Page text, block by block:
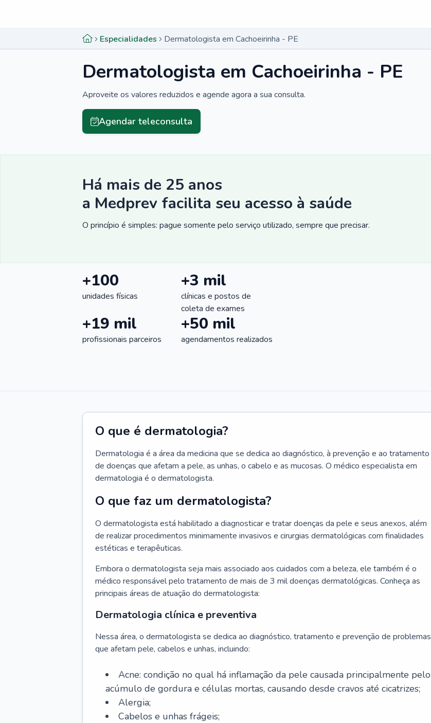
Especialidades Dermatologista em Cachoeirinha - PE
Dermatologista em Cachoeirinha - PE
Aproveite os valores reduzidos e agende agora a sua consulta.
Agendar teleconsulta
Há mais de 25 anos
a Medprev facilita seu acesso à saúde
O princípio é simples: pague somente pelo serviço utilizado, sempre que precisar.
+100
unidades físicas
+3 mil
clínicas e postos de
coleta de exames
+19 mil
profissionais parceiros
+50 mil
agendamentos realizados
O que é dermatologia?
Dermatologia é a área da medicina que se dedica ao diagnóstico, à prevenção e ao tratamento
de doenças que afetam a pele, as unhas, o cabelo e as mucosas. O médico especialista em
dermatologia é o dermatologista.
O que faz um dermatologista?
O dermatologista está habilitado a diagnosticar e tratar doenças da pele e seus anexos, além
de realizar procedimentos minimamente invasivos e cirurgias dermatológicas com finalidades
estéticas e terapêuticas.
Embora o dermatologista seja mais associado aos cuidados com a beleza, ele também é o
médico responsável pelo tratamento de mais de 3 mil doenças dermatológicas. Conheça as
principais áreas de atuação do dermatologista:
Dermatologia clínica e preventiva
Nessa área, o dermatologista se dedica ao diagnóstico, tratamento e prevenção de problemas
que afetam pele, cabelos e unhas, incluindo:
Acne: condição no qual há inflamação da pele causada principalmente pelo
acúmulo de gordura e células mortas, causando desde cravos até cicatrizes;
Alergia;
Cabelos e unhas frágeis;